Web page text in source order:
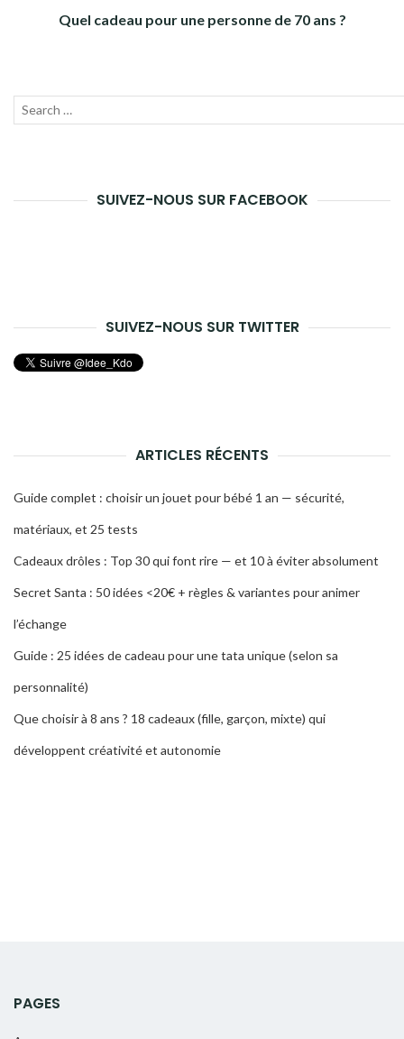
Quel cadeau pour une personne de 70 ans ?
Recherche
SUIVEZ-NOUS SUR FACEBOOK
SUIVEZ-NOUS SUR TWITTER
ARTICLES RÉCENTS
Guide complet : choisir un jouet pour bébé 1 an — sécurité,
matériaux, et 25 tests
Cadeaux drôles : Top 30 qui font rire — et 10 à éviter absolument
Secret Santa : 50 idées <20€ + règles & variantes pour animer
l’échange
Guide : 25 idées de cadeau pour une tata unique (selon sa
personnalité)
Que choisir à 8 ans ? 18 cadeaux (fille, garçon, mixte) qui
développent créativité et autonomie
PAGES